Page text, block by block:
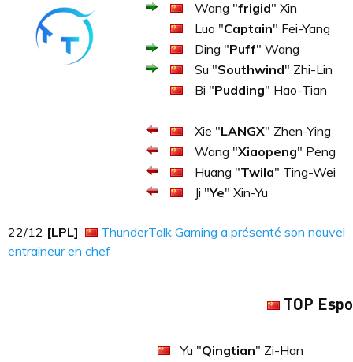
Wang "frigid" Xin
Luo "Captain" Fei-Yang
Ding "Puff" Wang
Su "Southwind" Zhi-Lin
Bi "Pudding" Hao-Tian
Xie "LANGX" Zhen-Ying
Wang "Xiaopeng" Peng
Huang "Twila" Ting-Wei
Ji "Ye" Xin-Yu
22​​​/12 [LPL]
ThunderTalk Gaming a présenté son nouvel
entraineur en chef
TOP
Yu "Qingtian" Zi-Han